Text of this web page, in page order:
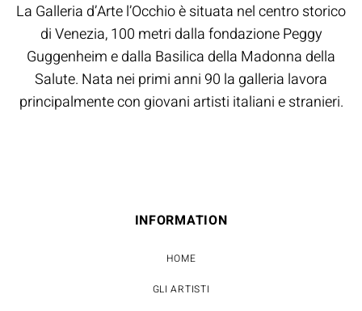
La Galleria d’Arte l’Occhio è situata nel centro storico
di Venezia, 100 metri dalla fondazione Peggy
Guggenheim e dalla Basilica della Madonna della
Salute. Nata nei primi anni 90 la galleria lavora
principalmente con giovani artisti italiani e stranieri.
INFORMATION
HOME
GLI ARTISTI